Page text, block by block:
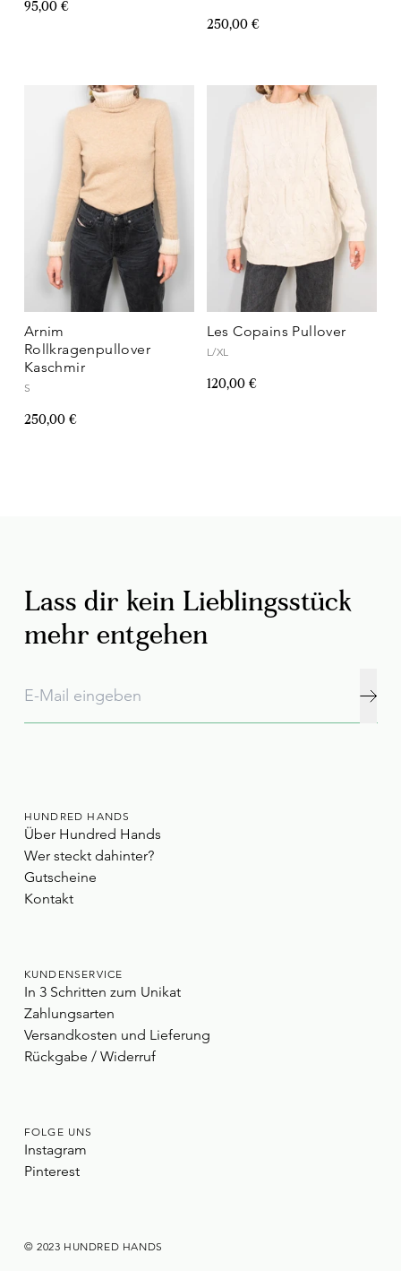
95,00 €
250,00 €
Arnim
Rollkragenpullover
Kaschmir
S
250,00 €
Les Copains Pullover
L/XL
120,00 €
HUNDRED HANDS
Über Hundred Hands
Wer steckt dahinter?
Gutscheine
Kontakt
KUNDENSERVICE
In 3 Schritten zum Unikat
Zahlungsarten
Versandkosten und Lieferung
Rückgabe / Widerruf
FOLGE UNS
Instagram
Pinterest
Lass dir kein Lieblingsstück
mehr entgehen
© 2023 HUNDRED HANDS